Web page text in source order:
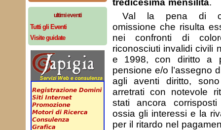
ultimi eventi
Tutti gli Eventi
Visite guidate
tredicesima mensilità.
Val la pena di
omissione che risulta
nei confronti di
riconosciuti invalidi civili
e 1998, con diritto a
pensione e/o l’assegno
agli aventi diritto,
arretrati con notevole
stati ancora
ossia gli interessi e la
per il ritardo nel